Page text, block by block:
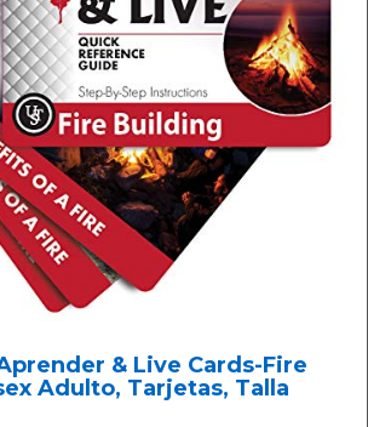
& Live Cards-Fire
Adulto, Tarjetas, Talla